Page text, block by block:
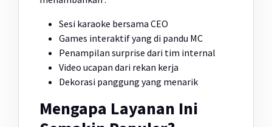
Sesi karaoke bersama CEO
Games interaktif yang di pandu MC
Penampilan surprise dari tim internal
Video ucapan dari rekan kerja
Dekorasi panggung yang menarik
Mengapa Layanan Ini